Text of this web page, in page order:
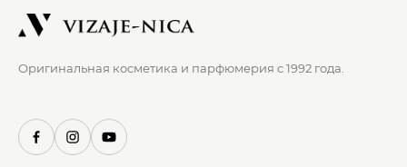
Оригинальная косметика и парфюмерия с 1992 года.